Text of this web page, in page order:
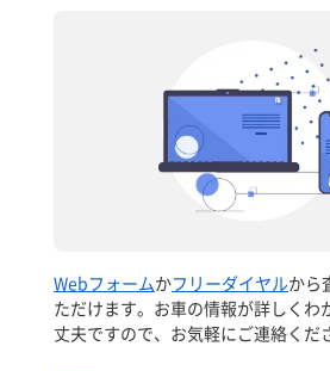
Webフォームかフリーダイヤルから
ただけます。お車の情報が詳しくわ
丈夫ですので、お気軽にご連絡くだ